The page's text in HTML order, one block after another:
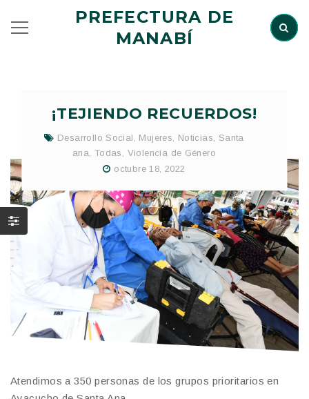
PREFECTURA DE
MANABÍ
¡TEJIENDO RECUERDOS!
Desarrollo Social , Mujeres, Noticias, Santa
ana, Todas , Violencia de Género
octubre 18, 2022
Atendimos a 350 personas de los grupos prioritarios en